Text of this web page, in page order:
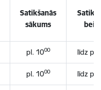
Satikšanās
sākums
pl. 1000 līdz pl.
pl. 1000 līdz pl.